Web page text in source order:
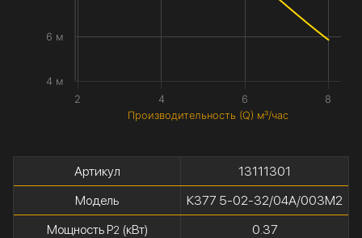
Производительность (Q) м³/час
2 4 6 8
4 м
6 м
Артикул
13111301
Модель
К377 5-02-32/04А/003М2
Мощность P2(кВт)
0.37